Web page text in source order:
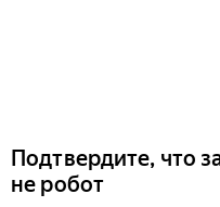
Подтвердите, что
не робот